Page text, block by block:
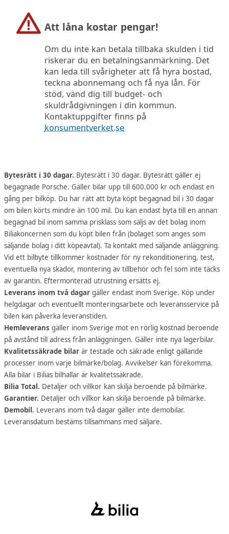
Att låna kostar pengar!
Om du inte kan betala tillbaka skulden i tid
riskerar du en betalningsanmärkning. Det
kan leda till svårigheter att få hyra bostad,
teckna abonnemang och få nya lån. För
stöd, vänd dig till budget- och
skuldrådgivningen i din kommun.
Kontaktuppgifter finns på
konsumentverket.se
Bytesrätt i 30 dagar. Bytesrätt i 30 dagar. Bytesrätt gäller ej
begagnade Porsche. Gäller bilar upp till 600.000 kr och endast en
gång per bilköp. Du har rätt att byta köpt begagnad bil i 30 dagar
om bilen körts mindre än 100 mil. Du kan endast byta till en annan
begagnad bil inom samma prisklass som säljs av det bolag inom
Biliakoncernen som du köpt bilen från (bolaget som anges som
säljande bolag i ditt köpeavtal). Ta kontakt med säljande anläggning.
Vid ett bilbyte tillkommer kostnader för ny rekonditionering, test,
eventuella nya skador, montering av tillbehör och fel som inte täcks
av garantin. Eftermonterad utrustning ersätts ej.
Leverans inom två dagar gäller endast inom Sverige. Köp under
helgdagar och eventuellt monteringsarbete och leveransservice på
bilen kan påverka leveranstiden.
Hemleverans gäller inom Sverige mot en rörlig kostnad beroende
på avstånd till adress från anläggningen. Gäller inte nya lagerbilar.
Kvalitetssäkrade bilar är testade och säkrade enligt gällande
processer inom varje bilmärke/bolag. Avvikelser kan förekomma.
Alla bilar i Bilias bilhallar är kvalitetssäkrade.
Bilia Total. Detaljer och villkor kan skilja beroende på bilmärke.
Garantier. Detaljer och villkor kan skilja beroende på bilmärke.
Demobil. Leverans inom två dagar gäller inte demobilar.
Leveransdatum bestäms tillsammans med säljare.